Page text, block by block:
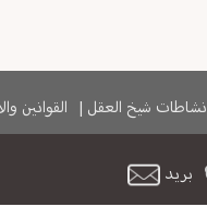
نشاطات شيخ العقل | القوانين
بريد